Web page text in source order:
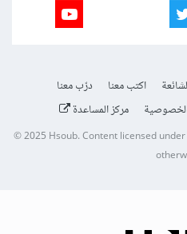
اكتب معنا
درّب معنا
مركز المساعدة
© 2025Hsoub.Content licensed